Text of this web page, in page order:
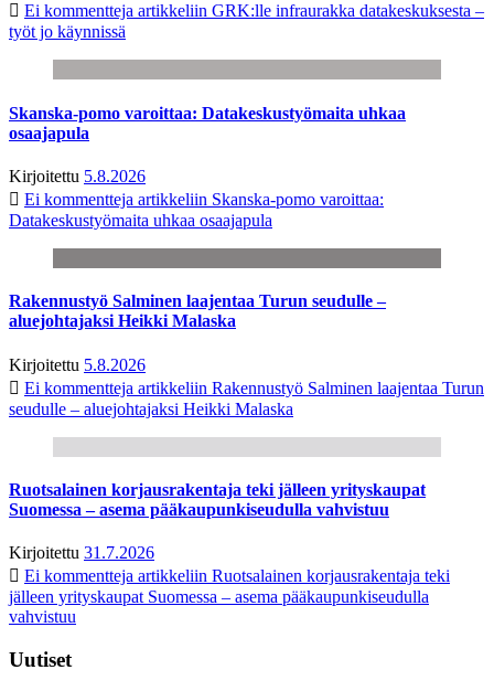
Ei kommentteja artikkeliin GRK:lle infraurakka datakeskuksesta –
työt jo käynnissä
Skanska-pomo varoittaa: Datakeskustyömaita uhkaa
osaajapula
Kirjoitettu 5.8.2026
Ei kommentteja artikkeliin Skanska-pomo varoittaa:
Datakeskustyömaita uhkaa osaajapula
Rakennustyö Salminen laajentaa Turun seudulle –
aluejohtajaksi Heikki Malaska
Kirjoitettu 5.8.2026
Ei kommentteja artikkeliin Rakennustyö Salminen laajentaa Turun
seudulle – aluejohtajaksi Heikki Malaska
Ruotsalainen korjausrakentaja teki jälleen yrityskaupat
Suomessa – asema pääkaupunkiseudulla vahvistuu
Kirjoitettu 31.7.2026
Ei kommentteja artikkeliin Ruotsalainen korjausrakentaja teki
jälleen yrityskaupat Suomessa – asema pääkaupunkiseudulla
vahvistuu
Uutiset